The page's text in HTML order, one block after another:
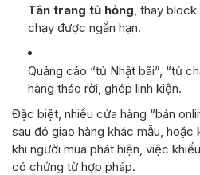
Tân trang tủ hỏng, thay
chạy được ngắn hạn.
Quảng cáo “tủ Nhật bãi”, “tủ
hàng tháo rời, ghép linh kiện.
Đặc biệt, nhiều cửa hàng “bán
sau đó giao hàng khác mẫu, hoặc
khi người mua phát hiện, việc
có chứng từ hợp pháp.